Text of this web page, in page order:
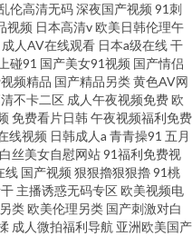
伦高清无码深夜国产视频 91刺
视频 日本高清v欧美日韩伦理午
成人AV在线观看 日本a级在线干
碰91 国产美女91视频 国产情侣
频精品 国产精品另类黄色AV网
不卡二区 成人午夜视频免费欧
免费看片日韩午夜视频福利免费
线视频 日韩成人a 青青操91 五月
白丝美女自慰网站91福利免费视
线 国产视频 狠狠擼狠狠擼91桃
主播诱惑无码专区欧美视频电
类欧美伦理另类 国产刺激对白
成人微拍福利导航 亚洲欧美国产